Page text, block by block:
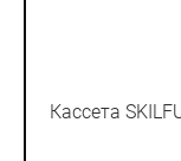
Кассета